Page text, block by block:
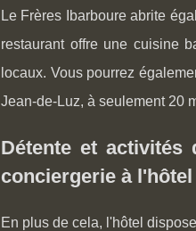
Le Frères Ibarboure abrite
restaurant offre une cuisine
locaux. Vous pourrez
Jean-de-Luz, à seulement 20
Détente et
conciergerie à
En plus de cela, l'hôtel